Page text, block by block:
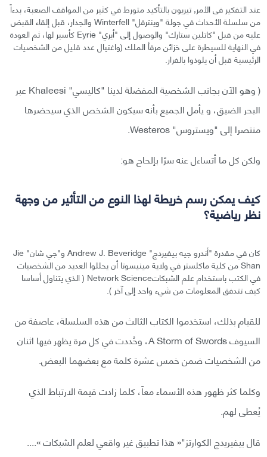
عند التفكير فى الأمر, تيريون بالتأكيد متورط في كثير من المواقف الصعبة، بدءاً
من سلسلة الأحداث في جولة "وينترفل" Winterfell والجدار، قبل إلقاء القبض
عليه من قبل "كاتلين ستارك" والوصول إلى "أيري" Eyrie كأسير لها، ثم العودة
في النهاية للسيطرة على خزائن مرفأ الملك (واغتيال عدد قليل من الشخصيات
الرئيسية قبل أن يلوذوا بالفرار.
( وهو الآن بجانب الشخصية المفضلة لدينا "كاليسي" Khaleesi عبر
البحر الضيق، و يأمل الجميع بأنه سيكون الشخص الذي سيحضرها
منتصرا إلى "ويستروس" Westeros.
ولكن كل ما أتساءل عنه سرًا بإلحاح هو:
كيف يمكن رسم خريطة لهذا النوع من التأثير من وجهة
نظر رياضية؟
كان في مقدرة "أندرو جيه بيفيردج" Andrew J. Beveridge و"جي شان" Jie
Shan من كلية ماكلستر في ولاية مينيسوتا أن يحللوا العديد من الشخصيات
في الكتب باستخدام علم الشبكاتNetwork Science ( الذي يتناول أساسا
كيف تتدفق المعلومات من شيء واحد إلى آخر ).
للقيام بذلك، استخدموا الكتاب الثالث من هذه السلسلة، عاصفة من
السيوف A Storm of Swords، وحُددت في كل مرة يظهر فيها اثنان
من الشخصيات ضمن خمس عشرة كلمة مع بعضهما البعض.
وكلما كثر ظهور هذه الأسماء معاً، كلما زادت قيمة الارتباط الذي
يُعطى لهم.
قال بيفيريدج الكوارتز"« هذا تطبيق غير واقعي لعلم الشبكات »....